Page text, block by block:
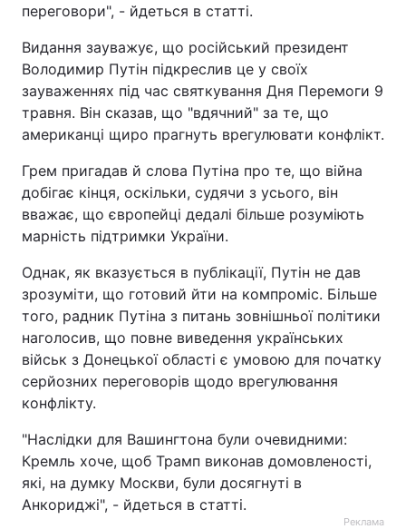
переговори", - йдеться в статті.
Видання зауважує, що російський президент
Володимир Путін підкреслив це у своїх
зауваженнях під час святкування Дня Перемоги 9
травня. Він сказав, що "вдячний" за те, що
американці щиро прагнуть врегулювати конфлікт.
Грем пригадав й слова Путіна про те, що війна
добігає кінця, оскільки, судячи з усього, він
вважає, що європейці дедалі більше розуміють
марність підтримки України.
Однак, як вказується в публікації, Путін не дав
зрозуміти, що готовий йти на компроміс. Більше
того, радник Путіна з питань зовнішньої політики
наголосив, що повне виведення українських
військ з Донецької області є умовою для початку
серйозних переговорів щодо врегулювання
конфлікту.
"Наслідки для Вашингтона були очевидними:
Кремль хоче, щоб Трамп виконав домовленості,
які, на думку Москви, були досягнуті в
Анкориджі", - йдеться в статті.
Реклама